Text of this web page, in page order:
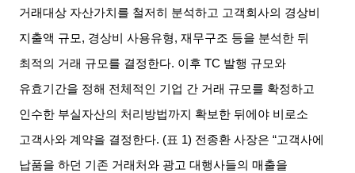
거래대상 자산가치를 철저히 분석하고 고객회사의 경상비
지출액 규모, 경상비 사용유형,재무구조 등을 분석한 뒤
최적의 거래 규모를 결정한다. 이후 TC 발행 규모와
유효기간을 정해 전체적인 기업 간 거래 규모를 확정하고
인수한 부실자산의 처리방법까지 확보한 뒤에야 비로소
고객사와 계약을 결정한다. (표 1) 전종환 사장은 “고객사에
납품을 하던 기존 거래처와 광고 대행사들의 매출을